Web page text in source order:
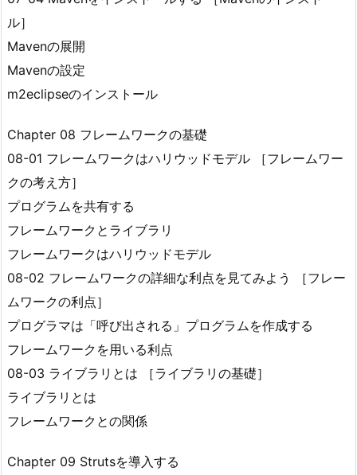
ル］
Mavenの展開
Mavenの設定
m2eclipseのインストール
Chapter 08 フレームワークの基礎
08-01 フレームワークはハリウッドモデル ［フレームワー
クの考え方］
プログラムを共有する
フレームワークとライブラリ
フレームワークはハリウッドモデル
08-02 フレームワークの詳細な利点を見てみよう ［フレー
ムワークの利点］
プログラマは「呼び出される」プログラムを作成する
フレームワークを用いる利点
08-03 ライブラリとは ［ライブラリの基礎］
ライブラリとは
フレームワークとの関係
Chapter 09 Strutsを導入する